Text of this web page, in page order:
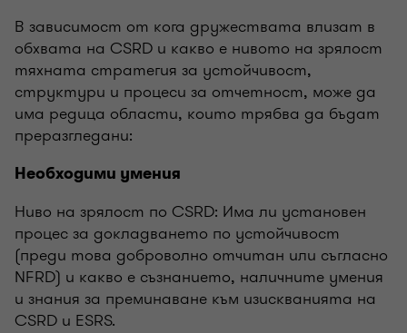
В зависимост от кога дружествата влизат в
обхвата на CSRD и какво е нивото на зрялост
тяхната стратегия за устойчивост,
структури и процеси за отчетност, може да
има редица области, които трябва да бъдат
преразгледани:
Необходими умения
Ниво на зрялост по CSRD: Има ли установен
процес за докладването по устойчивост
(преди това доброволно отчитан или съгласно
NFRD) и какво е съзнанието, наличните умения
и знания за преминаване към изискванията на
CSRD и ESRS.